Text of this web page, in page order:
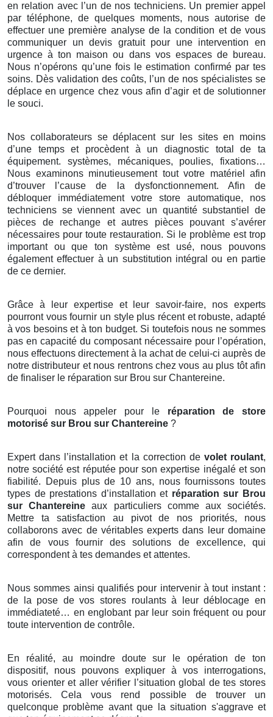
en relation avec l’un de nos techniciens. Un premier appel
par téléphone, de quelques moments, nous autorise de
effectuer une première analyse de la condition et de vous
communiquer un devis gratuit pour une intervention en
urgence à ton maison ou dans vos espaces de bureau.
Nous n’opérons qu’une fois le estimation confirmé par tes
soins. Dès validation des coûts, l’un de nos spécialistes se
déplace en urgence chez vous afin d’agir et de solutionner
le souci.
Nos collaborateurs se déplacent sur les sites en moins
d’une temps et procèdent à un diagnostic total de ta
équipement. systèmes, mécaniques, poulies, fixations…
Nous examinons minutieusement tout votre matériel afin
d’trouver l’cause de la dysfonctionnement. Afin de
débloquer immédiatement votre store automatique, nos
techniciens se viennent avec un quantité substantiel de
pièces de rechange et autres pièces pouvant s’avérer
nécessaires pour toute restauration. Si le problème est trop
important ou que ton système est usé, nous pouvons
également effectuer à un substitution intégral ou en partie
de ce dernier.
Grâce à leur expertise et leur savoir-faire, nos experts
pourront vous fournir un style plus récent et robuste, adapté
à vos besoins et à ton budget. Si toutefois nous ne sommes
pas en capacité du composant nécessaire pour l’opération,
nous effectuons directement à la achat de celui-ci auprès de
notre distributeur et nous rentrons chez vous au plus tôt afin
de finaliser le réparation sur Brou sur Chantereine.
Pourquoi nous appeler pour le réparation de store
motorisé sur Brou sur Chantereine ?
Expert dans l’installation et la correction de volet roulant,
notre société est réputée pour son expertise inégalé et son
fiabilité. Depuis plus de 10 ans, nous fournissons toutes
types de prestations d’installation et réparation sur Brou
sur Chantereine aux particuliers comme aux sociétés.
Mettre ta satisfaction au pivot de nos priorités, nous
collaborons avec de véritables experts dans leur domaine
afin de vous fournir des solutions de excellence, qui
correspondent à tes demandes et attentes.
Nous sommes ainsi qualifiés pour intervenir à tout instant :
de la pose de vos stores roulants à leur déblocage en
immédiateté… en englobant par leur soin fréquent ou pour
toute intervention de contrôle.
En réalité, au moindre doute sur le opération de ton
dispositif, nous pouvons expliquer à vos interrogations,
vous orienter et aller vérifier l’situation global de tes stores
motorisés. Cela vous rend possible de trouver un
quelconque problème avant que la situation s'aggrave et